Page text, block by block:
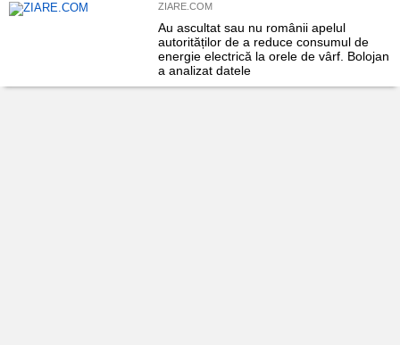
ZIARE.COM
Au ascultat sau nu românii apelul
autorităților de a reduce consumul de
energie electrică la orele de vârf. Bolojan
a analizat datele